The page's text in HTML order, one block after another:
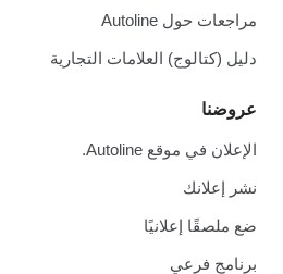
مراجعات حول Autoline
دليل (كتالوج) العلامات التجارية
عروضنا
الإعلان في موقع Autoline.
نشر إعلانك
ضع ملصقًا إعلانيًا
برنامج فرعي